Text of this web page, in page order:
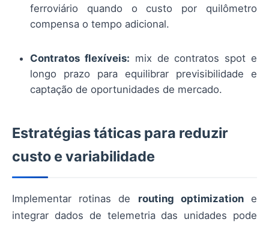
ferroviário quando o custo por quilômetro
compensa o tempo adicional.
Contratos flexíveis: mix de contratos spot e
longo prazo para equilibrar previsibilidade e
captação de oportunidades de mercado.
Estratégias táticas para reduzir
custo e variabilidade
Implementar rotinas de routing optimizatione
integrar dados de telemetria das unidades pode